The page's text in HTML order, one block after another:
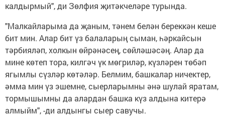
калдырмый", ди Зөлфия җитәкчеләре турында.
"Малкайларыма да җаным, тәнем белән береккән кеше
бит мин. Алар бит үз балаларың сыман, һәркайсын
тәрбияләп, холкын өйрәнәсең, сөйләшәсәң. Алар да
мине көтеп тора, килгәч үк мөгриләр, күзләрен төбәп
ягымлы сүзләр көтәләр. Белмим, башкалар ничектер,
әмма мин үз эшемне, сыерларымны әнә шулай яратам,
тормышымны да алардан башка күз алдына китерә
алмыйм", -ди алдынгы сыер савучы.